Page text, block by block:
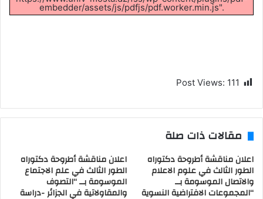
embedder/assets/js/pdfjs/pdf.worker.min.js".
Post Views: 111
مقالات ذات صلة
اعلان مناقشة أطروحة دكتوراه
الطور الثالث في علوم الاعلام
والاتصال الموسومة بــ
“المجموعات الافتراضية النسوية
اعلان مناقشة أطروحة دكتوراه
الطور الثالث في علم الاجتماع
الموسومة بــ “التصوف
والمقاولاتية في الجزائر -دراسة